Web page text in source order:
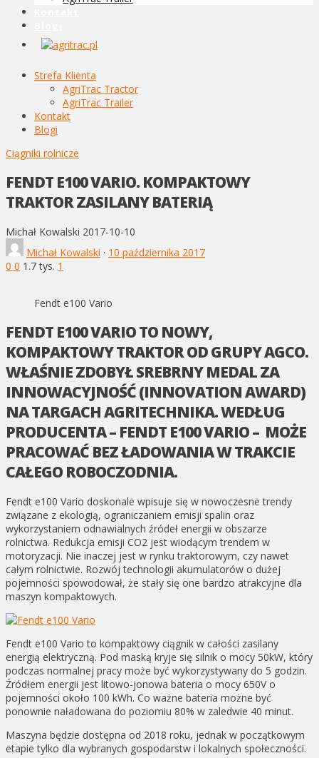
Strefa Klienta
AgriTrac Tractor
AgriTrac Trailer
Kontakt
Blogi
Ciągniki rolnicze
FENDT E100 VARIO. KOMPAKTOWY
TRAKTOR ZASILANY BATERIĄ
Michał Kowalski 2017-10-10
Michał Kowalski · 10 października 2017
0 0 1.7 tys. 1
Fendt e100 Vario
FENDT E100 VARIO TO NOWY,
KOMPAKTOWY TRAKTOR OD GRUPY AGCO.
WŁAŚNIE ZDOBYŁ SREBRNY MEDAL ZA
INNOWACYJNOŚĆ (INNOVATION AWARD)
NA TARGACH AGRITECHNIKA. WEDŁUG
PRODUCENTA – FENDT E100 VARIO – MOŻE
PRACOWAĆ BEZ ŁADOWANIA W TRAKCIE
CAŁEGO ROBOCZODNIA.
Fendt e100 Vario doskonale wpisuje się w nowoczesne trendy
związane z ekologią, ograniczaniem emisji spalin oraz
wykorzystaniem odnawialnych źródeł energii w obszarze
rolnictwa. Redukcja emisji CO2 jest wiodącym trendem w
motoryzacji. Nie inaczej jest w rynku traktorowym, czy nawet
całym rolnictwie. Rozwój technologii akumulatorów o dużej
pojemności spowodował, że stały się one bardzo atrakcyjne dla
maszyn kompaktowych.
Fendt e100 Vario to kompaktowy ciągnik w całości zasilany
energią elektryczną. Pod maską kryje się silnik o mocy 50kW, który
podczas normalnej pracy może być wykorzystywany do 5 godzin.
Źródłem energii jest litowo-jonowa bateria o mocy 650V o
pojemności około 100 kWh. Co ważne bateria możne być
ponownie naładowana do poziomiu 80% w zaledwie 40 minut.
Maszyna będzie dostępna od 2018 roku, jednak w początkowym
etapie tylko dla wybranych gospodarstw i lokalnych społeczności.